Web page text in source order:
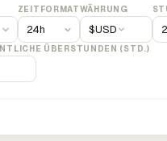
ZEITFORMATWÄHRUNG
$USD
ÜBERSTUNDEN (STD.)